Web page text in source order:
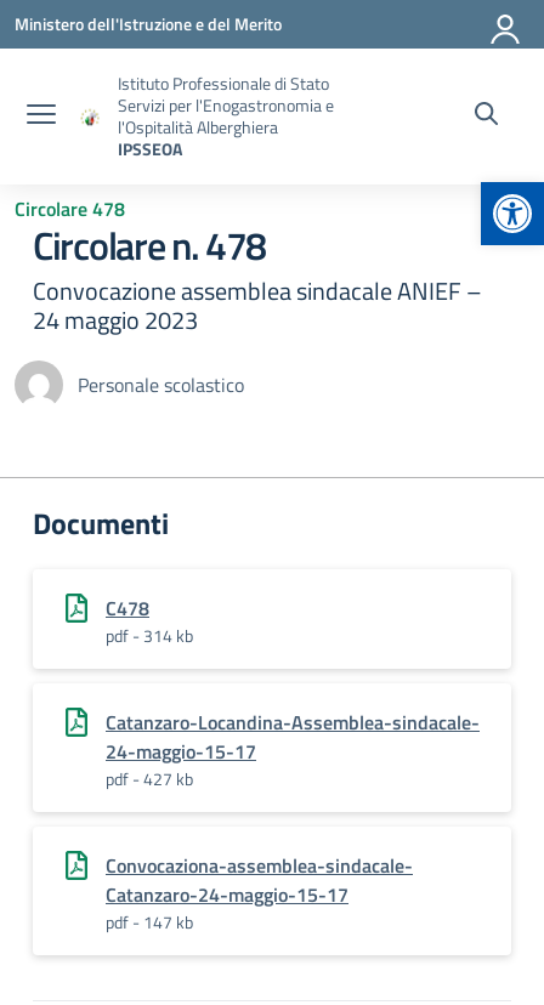
Vai ai contenuti
Vai al menu di navigazione
Vai al footer
Ministero dell'Istruzione e del Merito
Istituto Professionale di Stato
Servizi per l'Enogastronomia e
l'Ospitalità Alberghiera
IPSSEOA
Circolare 478
Circolare n. 478
Convocazione assemblea sindacale ANIEF –
24 maggio 2023
Personale scolastico
Documenti
C478
pdf - 314 kb
Catanzaro-Locandina-Assemblea-sindacale-
24-maggio-15-17
pdf - 427 kb
Convocaziona-assemblea-sindacale-
Catanzaro-24-maggio-15-17
pdf - 147 kb